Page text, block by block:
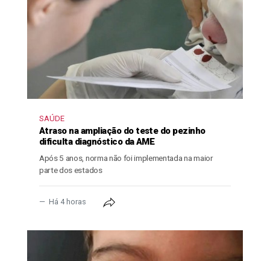
SAÚDE
Atraso na ampliação do teste do pezinho
dificulta diagnóstico da AME
Após 5 anos, norma não foi implementada na maior
parte dos estados
Há 4 horas